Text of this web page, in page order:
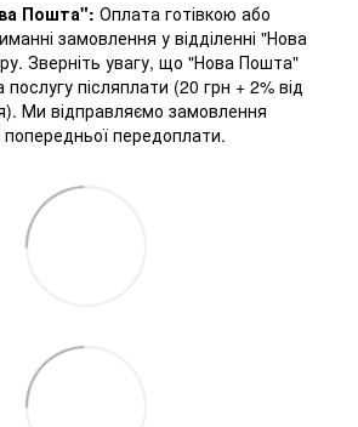
Пошта": Оплата готівкою або
замовлення у відділенні "Нова
Зверніть увагу, що "Нова Пошта"
послугу післяплати (20 грн + 2% від
Ми відправляємо замовлення
передоплати.